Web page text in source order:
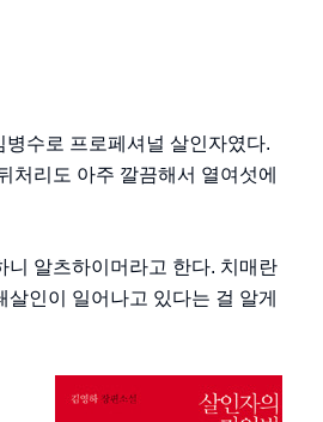
수로 프로페셔널 살인자였다.
처리도 아주 깔끔해서 열여섯에
니 알츠하이머라고 한다. 치매란
인이 일어나고 있다는 걸 알게